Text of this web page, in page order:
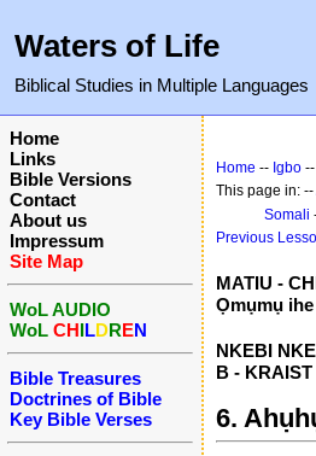
Waters of Life
Biblical Studies in Multiple Languages
Home
Links
Bible Versions
Contact
About us
Impressum
Site Map
WoL AUDIO
WoL CHILDREN
Bible Treasures
Doctrines of Bible
Key Bible Verses
Home -- Igbo --
This page in: --
Somali
Previous
MATIU -
Ọmụmụ
NKEBI
B -
6.